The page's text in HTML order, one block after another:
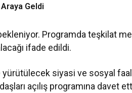
Geldi
bekleniyor. Programda teşkilat
ifade edildi.
yürütülecek siyasi ve sosyal
açılış programına davet